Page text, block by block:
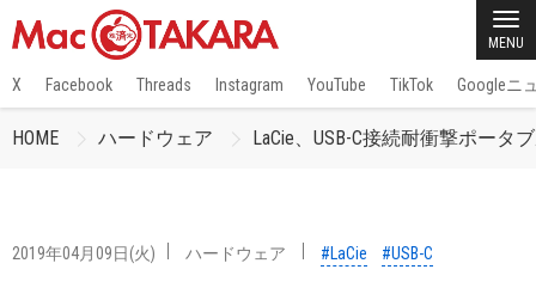
MENU
X Facebook Threads Instagram YouTube TikTok Googleニ
HOME ハードウェア LaCie、USB-C接続耐衝撃ポータ
2019年04月09日(火) ハードウェア #LaCie #USB-C